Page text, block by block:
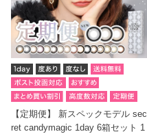
【定期便】 新スペックモデル sec
ret candymagic 1day 6箱セット 1